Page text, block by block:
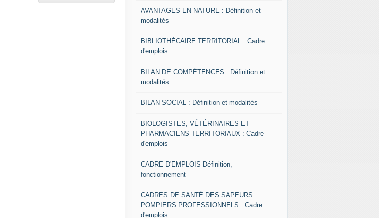
AVANTAGES EN NATURE : Définition et
modalités
BIBLIOTHÉCAIRE TERRITORIAL : Cadre
d'emplois
BILAN DE COMPÉTENCES : Définition et
modalités
BILAN SOCIAL : Définition et modalités
BIOLOGISTES, VÉTÉRINAIRES ET
PHARMACIENS TERRITORIAUX : Cadre
d'emplois
CADRE D'EMPLOIS Définition,
fonctionnement
CADRES DE SANTÉ DES SAPEURS
POMPIERS PROFESSIONNELS : Cadre
d'emplois